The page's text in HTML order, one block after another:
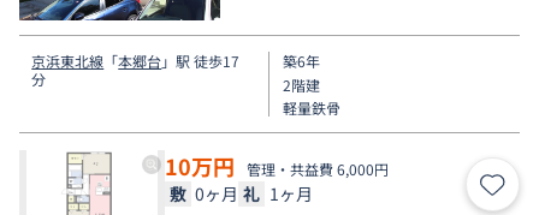
京浜東北線 「本郷台」駅 徒歩17
分
築6年
2階建
軽量鉄骨
10万円 管理・共益費 6,000円
敷 0ヶ月 礼 1ヶ月 お気